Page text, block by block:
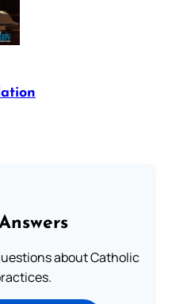
about Catholic